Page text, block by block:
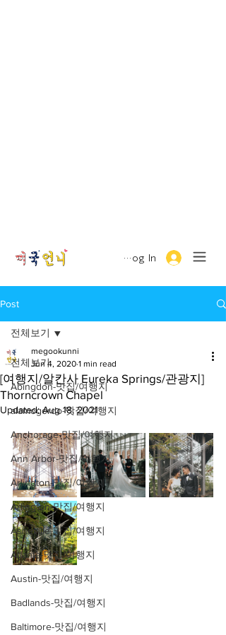
Log In
Post
전체보기
Abingdon-맛집/여행지
alamogordo-맛집/여행지
Anchorage-맛집/여행지
Ann Arbor-맛집/여행지
Arlington-맛집/여행지
Arlington-맛집/여행지
Asheville-맛집/여행지
Atlanta-맛집/여행지
Austin-맛집/여행지
Badlands-맛집/여행지
Baltimore-맛집/여행지
전체보기
[여행지/알칸사 Eureka Springs/관광지]
Thorncrown Chapel
megookunni
Jun 4, 2020 1 min read
Updated:Aug 18, 2021